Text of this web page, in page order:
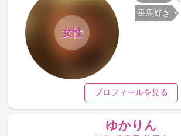
女性
乗馬好き
プロフィールを見る
ゆかりん